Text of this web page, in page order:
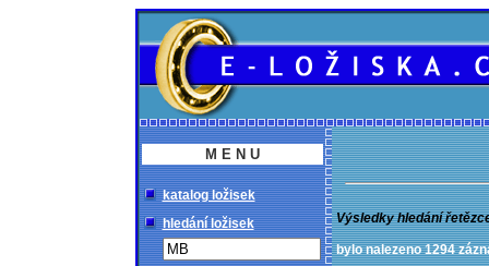
M E N U
katalog ložisek
hledání ložisek
Výsledky hledání
bylo nalezeno 1294